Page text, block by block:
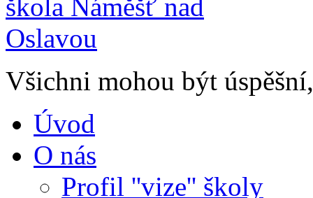
Všichni mohou být
Úvod
O nás
Profil ''vize'' školy